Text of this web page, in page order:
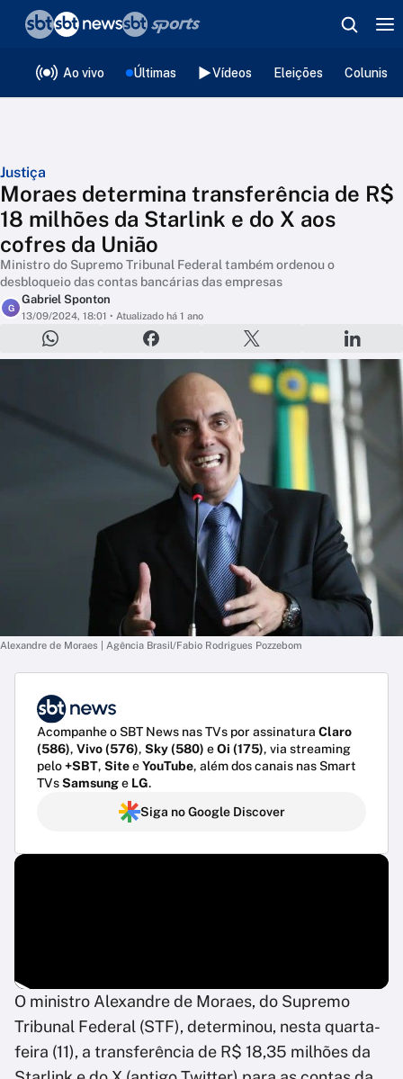
Ao vivo Últimas Vídeos Eleições
Justiça
Moraes determina transferência de R$
18 milhões da Starlink e do X aos
cofres da União
Ministro do Supremo Tribunal Federal também ordenou o
desbloqueio das contas bancárias das empresas
G
Gabriel Sponton
13/09/2024, 18:01 • Atualizado há 1 ano
Alexandre de Moraes | Agência Brasil/Fabio Rodrigues Pozzebom
Acompanhe o SBT News nas TVs por assinatura Claro
(586), Vivo (576), Sky (580) eOi (175), via streaming
pelo+SBT, SiteeYouTube, além dos canais nas Smart
TVsSamsunge LG.
Siga no Google Discover
O ministro Alexandre de Moraes, do Supremo
Tribunal Federal (STF), determinou, nesta quarta-
feira (11), a transferência de R$ 18,35 milhões da
❮voltar
Editorias